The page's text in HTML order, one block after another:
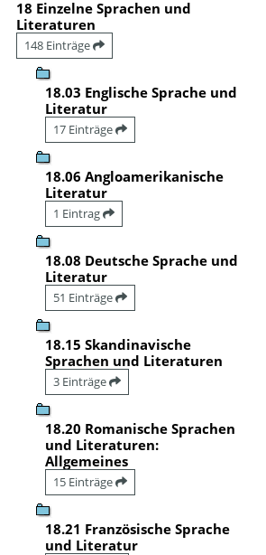
18 Einzelne Sprachen und
Literaturen
148 Einträge
18.03 Englische Sprache und
Literatur
17 Einträge
18.06 Angloamerikanische
Literatur
1 Eintrag
18.08 Deutsche Sprache und
Literatur
51 Einträge
18.15 Skandinavische
Sprachen und Literaturen
3 Einträge
18.20 Romanische Sprachen
und Literaturen:
Allgemeines
15 Einträge
18.21 Französische Sprache
und Literatur